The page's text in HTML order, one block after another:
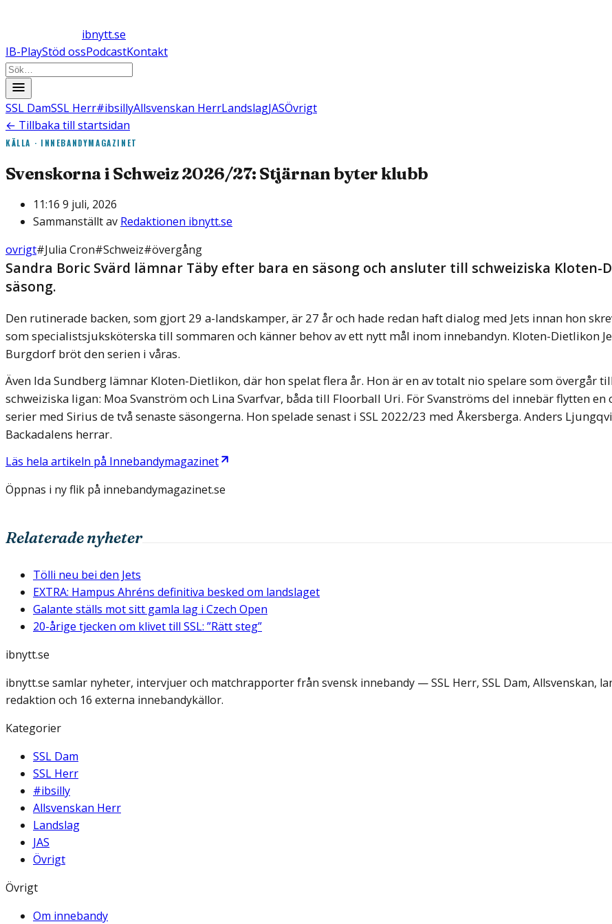
ibnytt.se
IB-PlayStöd ossPodcastKontakt
SSL DamSSL Herr#ibsillyAllsvenskan HerrLandslagJASÖvrigt
← Tillbaka till startsidan
KÄLLA · INNEBANDYMAGAZINET
Svenskorna i Schweiz 2026/27: Stjärnan byter klubb
11:16 9 juli, 2026
Sammanställt av Redaktionen ibnytt.se
ovrigt#Julia Cron#Schweiz#övergång
Sandra Boric Svärd lämnar Täby efter bara en säsong och ansluter till schweiziska
säsong.
Den rutinerade backen, som gjort 29 a-landskamper, är 27 år och hade redan haft dialog med Jets innan hon
som specialistsjuksköterska till sommaren och känner behov av ett nytt mål inom innebandyn. Kloten-Dietlikon
Burgdorf bröt den serien i våras.
Även Ida Sundberg lämnar Kloten-Dietlikon, där hon spelat flera år. Hon är en av totalt nio spelare som övergår
schweiziska ligan: Moa Svanström och Lina Svarfvar, båda till Floorball Uri. För Svanströms del innebär flytten
serier med Sirius de två senaste säsongerna. Hon spelade senast i SSL 2022/23 med Åkersberga. Anders
Backadalens herrar.
Läs hela artikeln på Innebandymagazinet
Öppnas i ny flik på innebandymagazinet.se
Relaterade nyheter
Tölli neu bei den Jets
EXTRA: Hampus Ahréns definitiva besked om landslaget
Galante ställs mot sitt gamla lag i Czech Open
20-årige tjecken om klivet till SSL: ”Rätt steg”
ibnytt.se
ibnytt.se samlar nyheter, intervjuer och matchrapporter från svensk innebandy — SSL Herr, SSL Dam, Allsvenskan,
redaktion och 16 externa innebandykällor.
Kategorier
SSL Dam
SSL Herr
#ibsilly
Allsvenskan Herr
Landslag
JAS
Övrigt
Övrigt
Om innebandy